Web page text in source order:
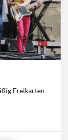
Freikarten